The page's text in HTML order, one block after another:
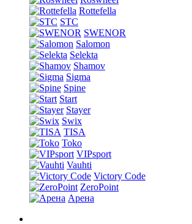
Rottefella
STC
SWENOR
Salomon
Selekta
Shamov
Sigma
Spine
Start
Stayer
Swix
TISA
Toko
VIPsport
Vauhti
Victory Code
ZeroPoint
Арена